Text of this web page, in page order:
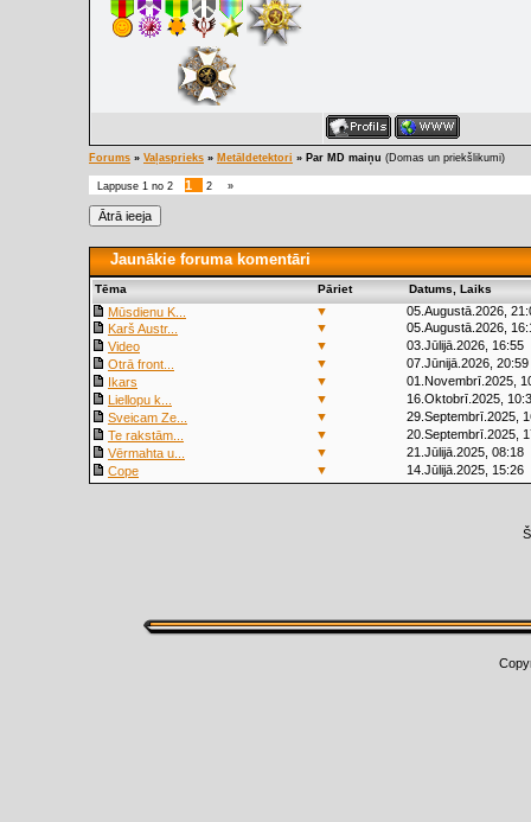
Forums » Vaļasprieks » Metāldetektori » Par MD maiņu (Domas un priekšlikumi)
Lappuse 1 no 2 1 2 »
Jaunākie foruma komentāri
Tēma Pāriet Datums, Laiks
Mūsdienu K... ▼
05.Augustā.2026,
Karš Austr...
▼
05.Augustā.2026,
Video
▼
03.Jūlijā.2026, 16:55
Otrā front...
▼
07.Jūnijā.2026, 20:59
Ikars
▼
01.Novembrī.2025,
Liellopu k...
▼
16.Oktobrī.2025,
Sveicam Ze...
▼
29.Septembrī.2025,
Te rakstām...
▼
20.Septembrī.2025,
Vērmahta u...
▼
21.Jūlijā.2025, 08:18
Cope
▼ 14.Jūlijā.2025, 15:26